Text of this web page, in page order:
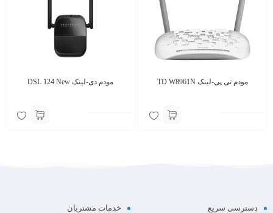
مودم تی پی-لینک TD W8961N مودم دی-لینک DSL 124 New
دسترسی سریع خدمات مشتریان